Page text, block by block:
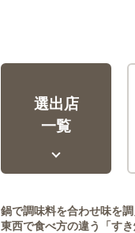
選出店
一覧
鍋で調味料を合わせ味を
東西で食べ方の違う「す